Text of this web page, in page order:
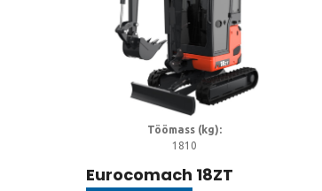
Töömass (kg):
1810
Eurocomach 18ZT